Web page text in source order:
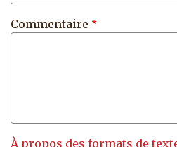
Commentaire
À propos des formats de